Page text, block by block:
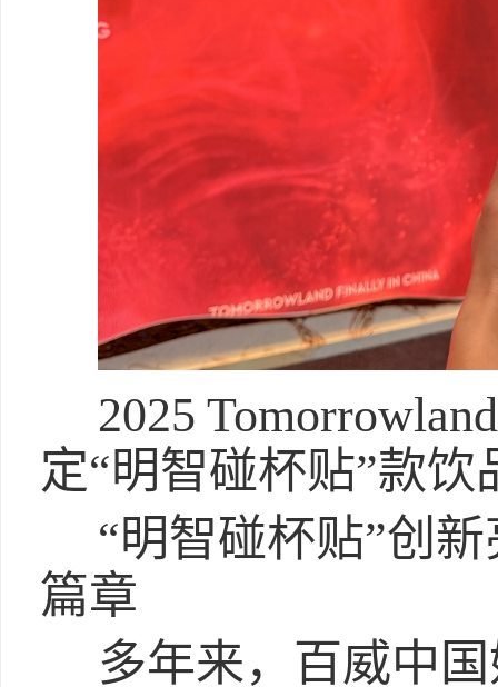
2025
定“明智碰杯贴”款饮
“明智碰杯贴”创
篇章
多年来，百威中